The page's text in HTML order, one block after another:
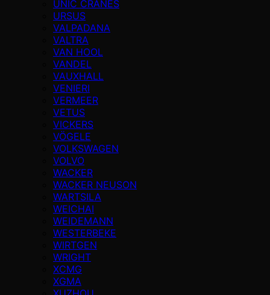
UNIC CRANES
URSUS
VALPADANA
VALTRA
VAN HOOL
VANDEL
VAUXHALL
VENIERI
VERMEER
VETUS
VICKERS
VÖGELE
VOLKSWAGEN
VOLVO
WACKER
WACKER NEUSON
WARTSILA
WEICHAI
WEIDEMANN
WESTERBEKE
WIRTGEN
WRIGHT
XCMG
XGMA